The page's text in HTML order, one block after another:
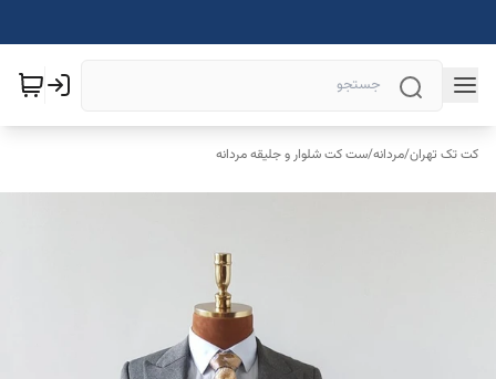
کت تک تهران/مردانه/ست کت شلوار و جلیقه مردانه